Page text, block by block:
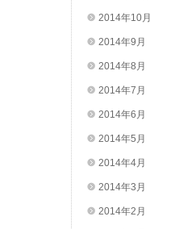
2014年10月
2014年9月
2014年8月
2014年7月
2014年6月
2014年5月
2014年4月
2014年3月
2014年2月